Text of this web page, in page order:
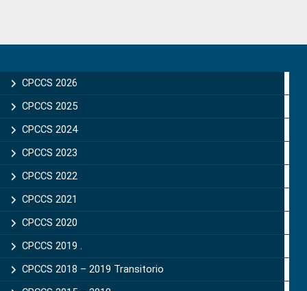
Sidebar
CPCCS 2026
CPCCS 2025
CPCCS 2024
CPCCS 2023
CPCCS 2022
CPCCS 2021
CPCCS 2020
CPCCS 2019 .
CPCCS 2018 – 2019 Transitorio